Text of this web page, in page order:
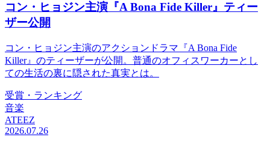
コン・ヒョジン主演『A Bona Fide Killer』ティー
ザー公開
コン・ヒョジン主演のアクションドラマ『A Bona Fide
Killer』のティーザーが公開。普通のオフィスワーカーとし
ての生活の裏に隠された真実とは。
受賞・ランキング
音楽
ATEEZ
2026.07.26